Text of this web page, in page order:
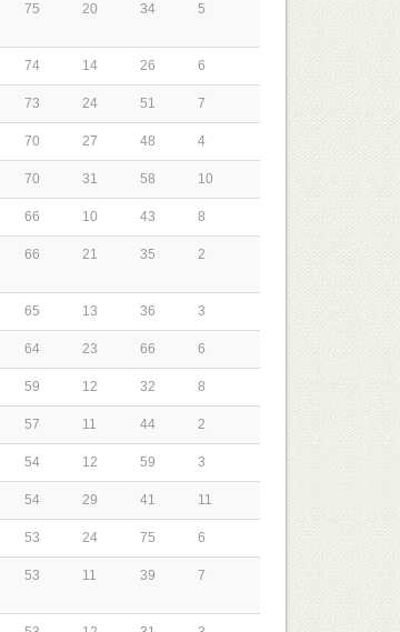
75 20 34 5
74 14 26 6
73 24 51 7
70 27 48 4
70 31 58 10
66 10 43 8
66 21 35 2
65 13 36 3
64 23 66 6
59 12 32 8
57 11 44 2
54 12 59 3
54 29 41 11
53 24 75 6
53 11 39 7